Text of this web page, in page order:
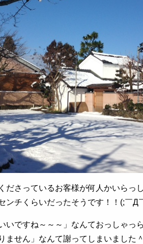
ださっているお客様が何人かいらっ
ンチくらいだったそうです！！(;￣Д
いですね～～～」なんておっしゃっ
ません」なんて謝ってしまいました＾